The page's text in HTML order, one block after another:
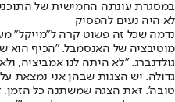
במסגרת עונתה החמישית של
לא היה נעים להפסיק
נדמה שכל זה פשוט קרה ל"מייקל"
מוטיבציה של האנסמבל. "הכיף
גולדנברג. "לא היתה לנו אמביציה,
גדולה. יש הצגות שבהן אני נמצאת
טובה'. זאת הצגה שמשתנה כל הזמן,